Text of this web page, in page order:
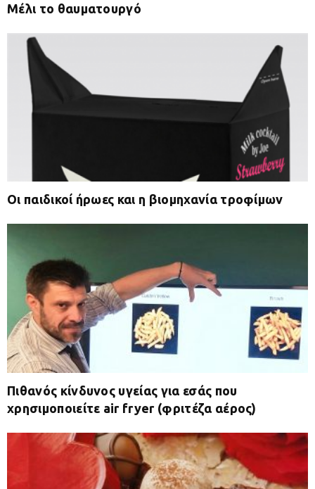
Μέλι το θαυματουργό
Οι παιδικοί ήρωες και η βιομηχανία τροφίμων
Πιθανός κίνδυνος υγείας για εσάς που
χρησιμοποιείτε air fryer (φριτέζα αέρος)